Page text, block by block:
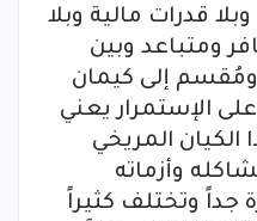
قدرات مالية وبلا
ومتباعد وبين
إلى كيمان
الإستمرار يعني
المريخي
وأزماته
جداً وتختلف كثيراً